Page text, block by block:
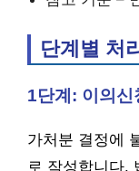
단계별 처
1단계: 이의신
가처분 결정에
로 작성합니다.